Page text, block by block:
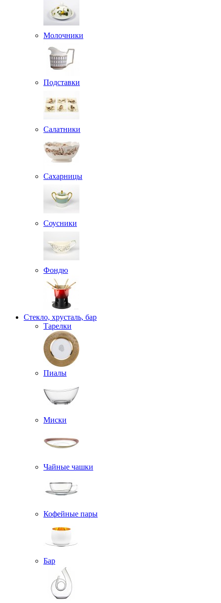
Молочники
Подставки
Салатники
Сахарницы
Соусники
Фондю
Стекло, хрусталь, бар
Тарелки
Пиалы
Миски
Чайные чашки
Кофейные пары
Бар